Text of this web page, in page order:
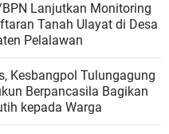
Lanjutkan Monitoring
Tanah Ulayat di Desa
Pelalawan
Kesbangpol Tulungagung
Berpancasila Bagikan
kepada Warga